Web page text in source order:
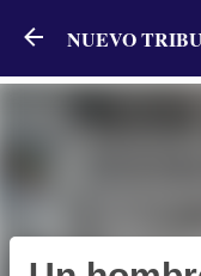
Ir
NUEVO